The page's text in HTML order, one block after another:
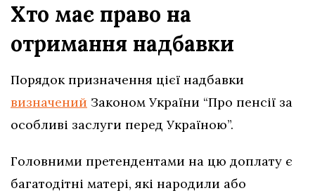
Хто має право на
отримання надбавки
Порядок призначення цієї надбавки
визначений Законом України “Про пенсії за
особливі заслуги перед Україною”.
Головними претендентами на цю доплату є
багатодітні матері, які народили або